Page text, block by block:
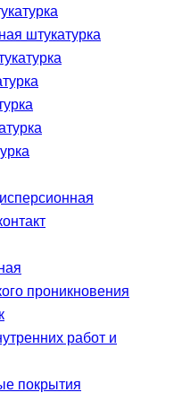
штукатурка
проникновения
работ и
покрытия